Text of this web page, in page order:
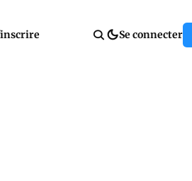
Se connecter